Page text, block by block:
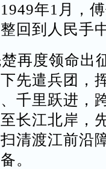
年1月，
回到人民手
再度领命出
先遣兵团，
千里跃进，
长江北岸，
清渡江前沿
。